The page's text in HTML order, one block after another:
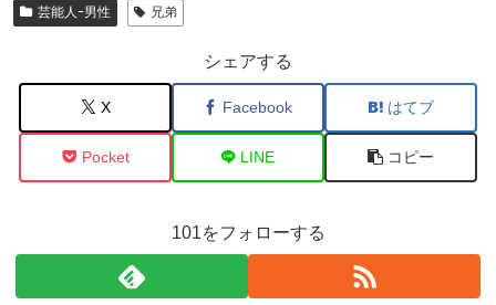
芸能人ｰ男性 兄弟
シェアする
X Facebook はてブ
Pocket LINE コピー
101をフォローする